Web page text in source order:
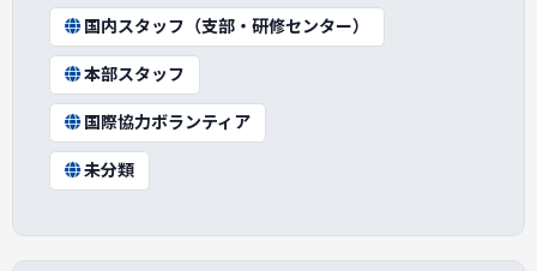
国内スタッフ（支部・研修センター）
本部スタッフ
国際協力ボランティア
未分類